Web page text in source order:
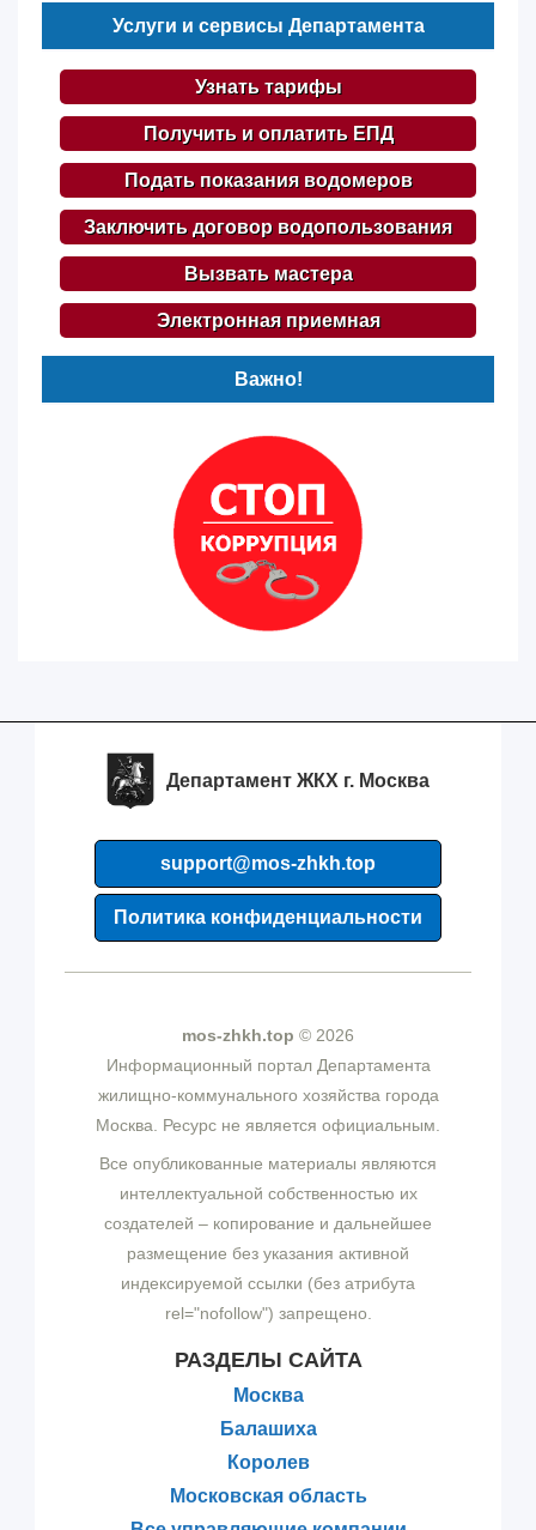
Услуги и сервисы Департамента
Узнать тарифы
Получить и оплатить ЕПД
Подать показания водомеров
Заключить договор водопользования
Вызвать мастера
Электронная приемная
Важно!
Департамент ЖКХ г. Москва
support@mos-zhkh.top
Политика конфиденциальности
mos-zhkh.top © 2026
Информационный портал Департамента
жилищно-коммунального хозяйства города
Москва. Ресурс не является официальным.
Все опубликованные материалы являются
интеллектуальной собственностью их
создателей – копирование и дальнейшее
размещение без указания активной
индексируемой ссылки (без атрибута
rel="nofollow") запрещено.
РАЗДЕЛЫ САЙТА
Москва
Балашиха
Королев
Московская область